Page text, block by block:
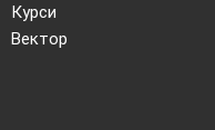
Курси
Вектор